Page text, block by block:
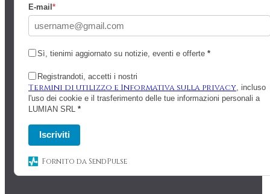
E-mail *
Sì, tienimi aggiornato su notizie, eventi e offerte *
Registrandoti, accetti i nostri
Termini di utilizzo e Informativa sulla privacy, incluso
l'uso dei cookie e il trasferimento delle tue informazioni personali a
LUMIAN SRL *
Iscriviti
Fornito da SendPulse